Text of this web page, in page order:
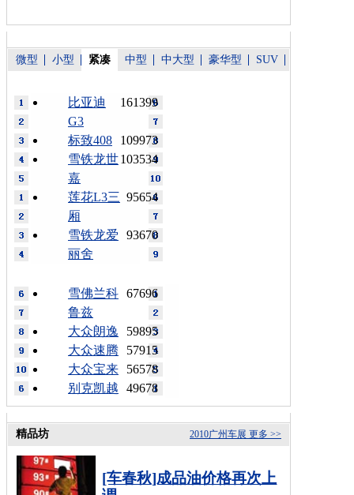
微型 小型 紧凑 中型 中大型 豪华型 SUV
161399
比亚迪
G3
109973
标致408
103534
雪铁龙世
嘉
95654
莲花L3三
厢
93670
雪铁龙爱
丽舍
67696
雪佛兰科
鲁兹
59895
大众朗逸
57915
大众速腾
56578
大众宝来
49678
别克凯越
更多 >>
2010广州车展
精品坊
[车春秋]成品油价格再次上